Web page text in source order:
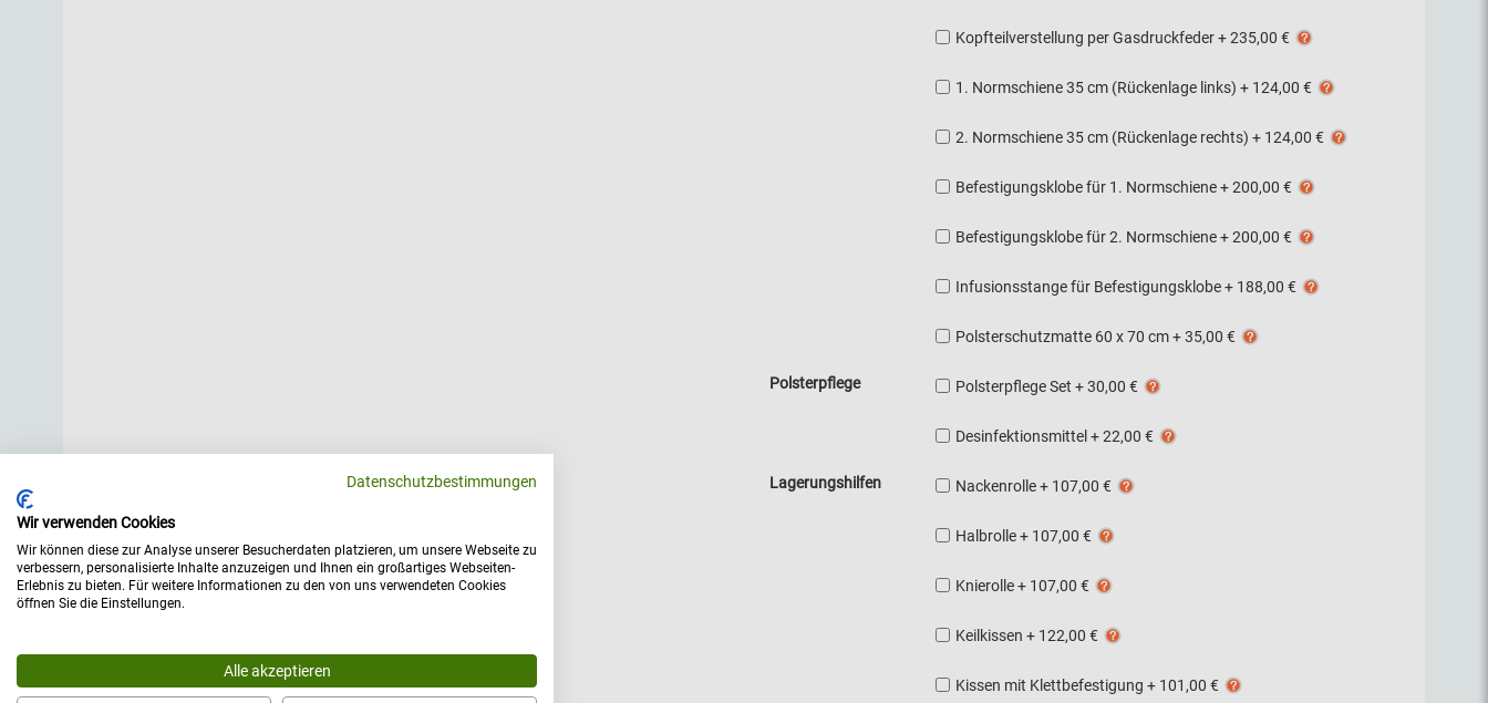
Kopfteilverstellung per Gasdruckfeder+235,00 €
1. Normschiene 35 cm (Rückenlage links)+ 124,00 €
2. Normschiene 35 cm (Rückenlage rechts)+ 124,00 €
Befestigungsklobe für 1. Normschiene+200,00 €
Befestigungsklobe für 2. Normschiene+200,00 €
Infusionsstange für Befestigungsklobe+ 188,00 €
Polsterschutzmatte 60 x 70 cm+35,00 €
Polsterpflege Polsterpflege Set+30,00 €
Desinfektionsmittel+22,00 €
Lagerungshilfen Nackenrolle+ 107,00 €
Halbrolle+ 107,00 €
Knierolle+ 107,00 €
Keilkissen+ 122,00 €
Kissen mit Klettbefestigung+ 101,00 €
Datenschutzbestimmungen
Wir verwenden Cookies
Wir können diese zur Analyse unserer Besucherdaten platzieren, um unsere Webseite zu
verbessern, personalisierte Inhalte anzuzeigen und Ihnen ein großartiges Webseiten-
Erlebnis zu bieten. Für weitere Informationen zu den von uns verwendeten Cookies
öffnen Sie die Einstellungen.
Alle akzeptieren